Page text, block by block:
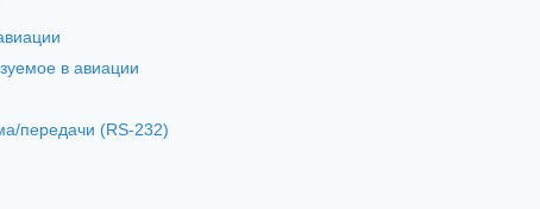
в авиации
передачи (RS-232)